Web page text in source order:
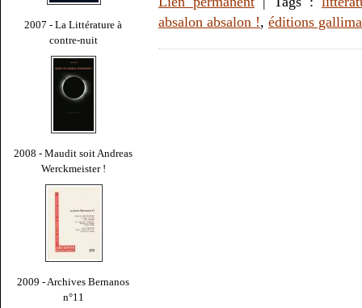
2007 - La Littérature à
contre-nuit
2008 - Maudit soit Andreas
Werckmeister !
2009 - Archives Bernanos
n°11
absalon absalon !, éditions